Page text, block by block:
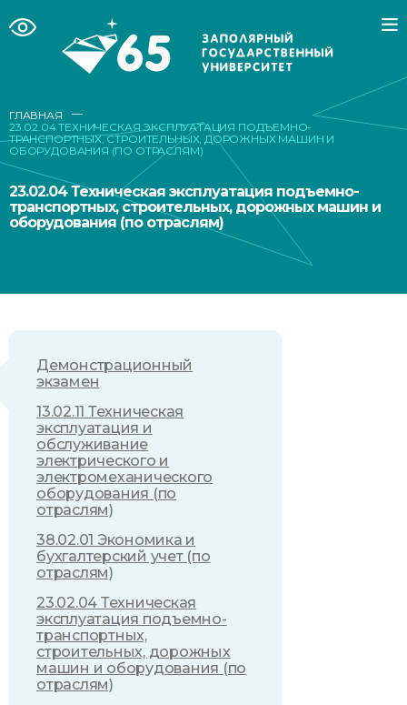
ГЛАВНАЯ
—
23.02.04 ТЕХНИЧЕСКАЯ ЭКСПЛУАТАЦИЯ ПОДЪЕМНО-
ТРАНСПОРТНЫХ, СТРОИТЕЛЬНЫХ, ДОРОЖНЫХ МАШИН И
ОБОРУДОВАНИЯ (ПО ОТРАСЛЯМ)
23.02.04 Техническая эксплуатация подъемно-
транспортных, строительных, дорожных машин и
оборудования (по отраслям)
Демонстрационный
экзамен
13.02.11 Техническая
эксплуатация и
обслуживание
электрического и
электромеханического
оборудования (по
отраслям)
38.02.01 Экономика и
бухгалтерский учет (по
отраслям)
23.02.04 Техническая
эксплуатация подъемно-
транспортных,
строительных, дорожных
машин и оборудования (по
отраслям)